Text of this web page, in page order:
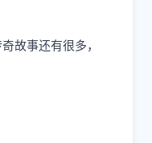
奇故事还有很多，